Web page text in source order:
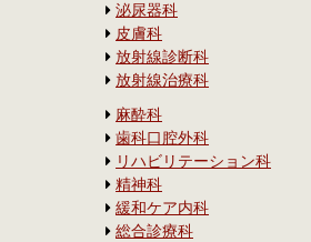
泌尿器科
皮膚科
放射線診断科
放射線治療科
麻酔科
歯科口腔外科
リハビリテーション科
精神科
緩和ケア内科
総合診療科